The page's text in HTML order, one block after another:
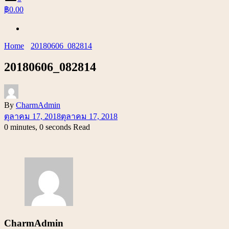
฿0.00
Home 20180606_082814
20180606_082814
By CharmAdmin
ตุลาคม 17, 2018ตุลาคม 17, 2018
0 minutes, 0 seconds Read
CharmAdmin